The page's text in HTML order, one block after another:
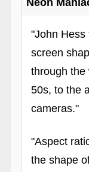
Neon
"John Hess
screen
through the
50s, to the
cameras."
"Aspect
the shape